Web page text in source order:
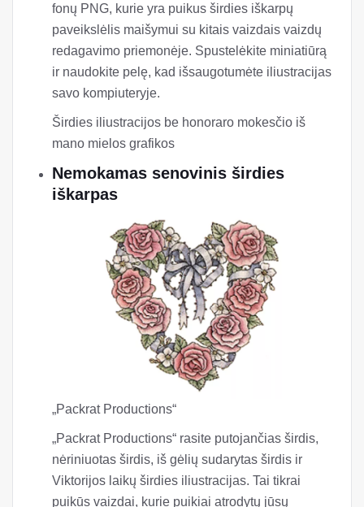
fonų PNG, kurie yra puikus širdies iškarpų
paveikslėlis maišymui su kitais vaizdais vaizdų
redagavimo priemonėje. Spustelėkite miniatiūrą
ir naudokite pelę, kad išsaugotumėte iliustracijas
savo kompiuteryje.
Širdies iliustracijos be honoraro mokesčio iš
mano mielos grafikos
Nemokamas senovinis širdies
iškarpas
„Packrat Productions“
„Packrat Productions“ rasite putojančias širdis,
nėriniuotas širdis, iš gėlių sudarytas širdis ir
Viktorijos laikų širdies iliustracijas. Tai tikrai
puikūs vaizdai, kurie puikiai atrodytų jūsų